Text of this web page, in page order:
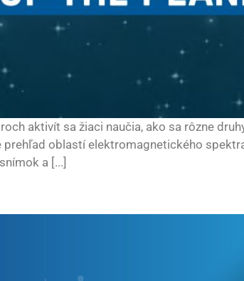
aktivít sa žiaci naučia, ako sa rôzne
prehľad oblastí elektromagnetického
a [...]